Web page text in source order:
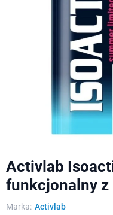
Activlab
funkcjonalny z
Marka: Activlab